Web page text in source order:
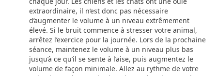
extraordinaire, il n’est donc pas nécessaire
d’augmenter le volume à un niveau extrêmement
élevé. Si le bruit commence à stresser votre animal,
arrêtez l’exercice pour la journée. Lors de la prochaine
séance, maintenez le volume à un niveau plus bas
jusqu’à ce qu’il se sente à l’aise, puis augmentez le
volume de façon minimale. Allez au rythme de votre